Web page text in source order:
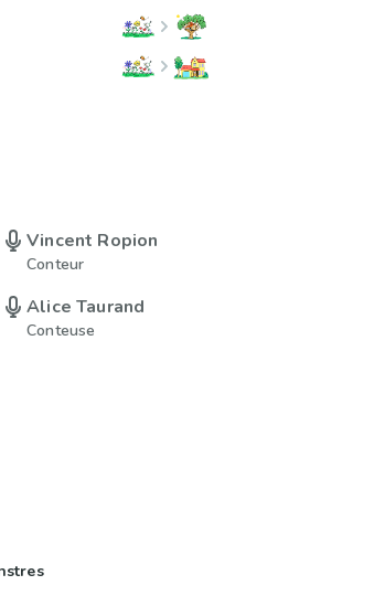
Vincent Ropion
Conteur
Alice Taurand
Conteuse